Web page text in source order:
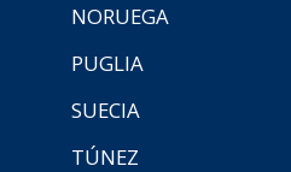
NORUEGA
PUGLIA
SUECIA
TÚNEZ